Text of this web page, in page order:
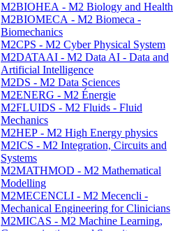
M2BIOHEA - M2 Biology and Health
M2BIOMECA - M2 Biomeca -
Biomechanics
M2CPS - M2 Cyber Physical System
M2DATAAI - M2 Data AI - Data and
Artificial Intelligence
M2DS - M2 Data Sciences
M2ENERG - M2 Énergie
M2FLUIDS - M2 Fluids - Fluid
Mechanics
M2HEP - M2 High Energy physics
M2ICS - M2 Integration, Circuits and
Systems
M2MATHMOD - M2 Mathematical
Modelling
M2MECENCLI - M2 Mecencli -
Mechanical Engineering for Clinicians
M2MICAS - M2 Machine Learning,